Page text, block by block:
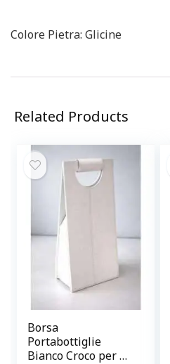
Colore Pietra: Glicine
Related Products
Borsa
Portabottiglie
Bianco Croco per 2